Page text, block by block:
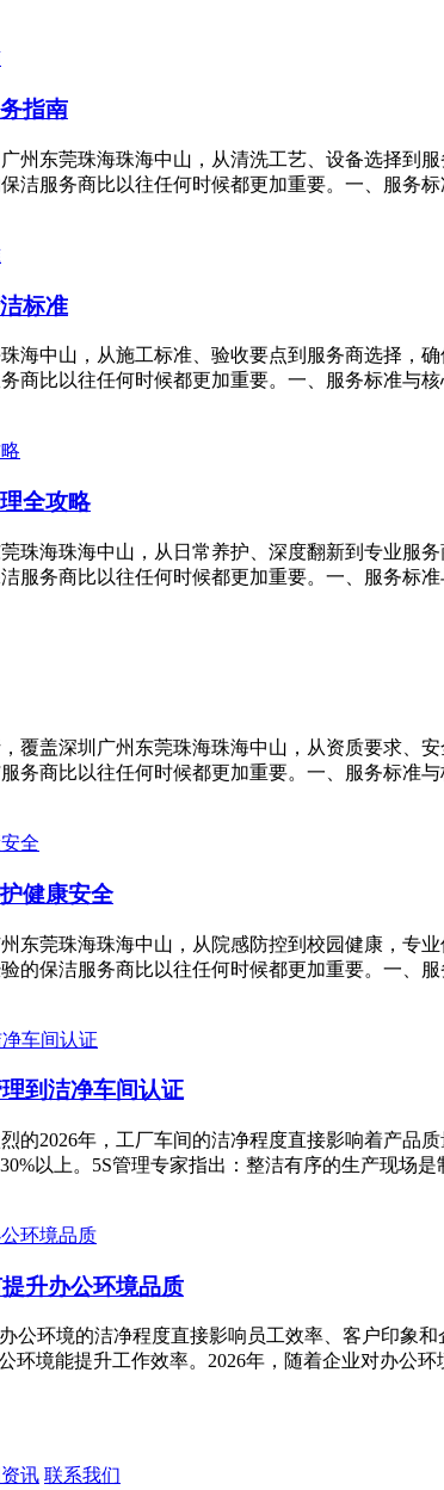
指南
州东莞珠海珠海中山，从清洗工艺、设备选择到
洁服务商比以往任何时候都更加重要。一、服务
标准
海中山，从施工标准、验收要点到服务商选择，
商比以往任何时候都更加重要。一、服务标准与
全攻略
珠海珠海中山，从日常养护、深度翻新到专业服
服务商比以往任何时候都更加重要。一、服务标
覆盖深圳广州东莞珠海珠海中山，从资质要求、
务商比以往任何时候都更加重要。一、服务标准
健康安全
东莞珠海珠海中山，从院感防控到校园健康，专
的保洁服务商比以往任何时候都更加重要。一、
到洁净车间认证
的2026年，工厂车间的洁净程度直接影响着产品
以上。5S管理专家指出：整洁有序的生产现场
升办公环境品质
环境的洁净程度直接影响员工效率、客户印象
环境能提升工作效率。2026年，随着企业对办公
讯 联系我们